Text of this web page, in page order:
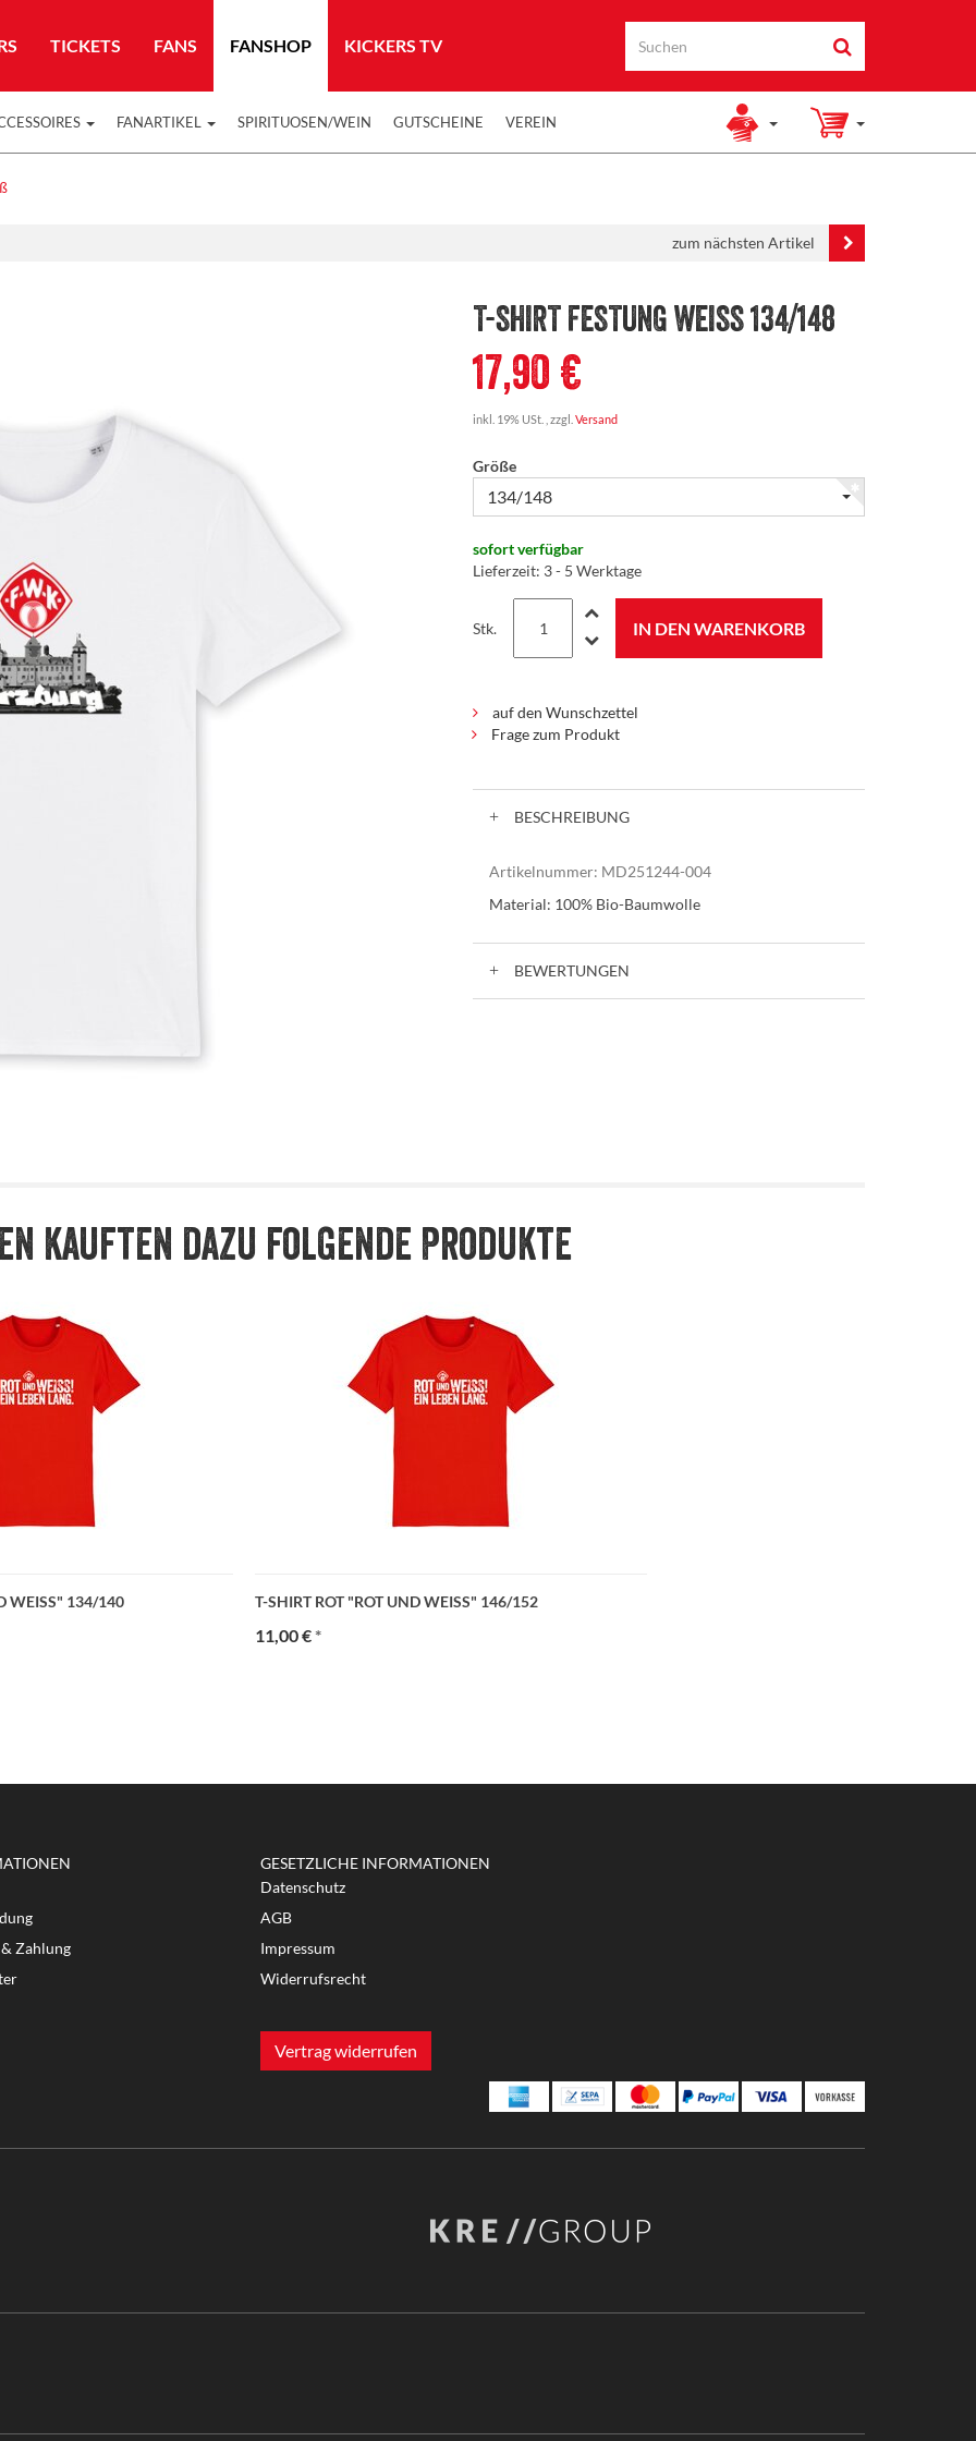
TICKETS FANS FANSHOP KICKERS TV
FANARTIKEL SPIRITUOSEN/WEIN GUTSCHEINE VEREIN
zum nächsten Artikel
T-SHIRT FESTUNG WEISS 134/148
17,90 €
inkl. 19% USt. , zzgl. Versand
Größe
134/148
sofort verfügbar
Lieferzeit: 3 - 5 Werktage
Stk. IN DEN WARENKORB
auf den Wunschzettel
Frage zum Produkt
BESCHREIBUNG
Artikelnummer: MD251244-004
Material: 100% Bio-Baumwolle
BEWERTUNGEN
kauften dazu folgende Produkte
WEISS" 134/140 T-SHIRT ROT "ROT UND WEISS" 146/152
11,00 €*
Zahlung
GESETZLICHE INFORMATIONEN
Datenschutz
AGB
Impressum
Widerrufsrecht
Vertrag widerrufen